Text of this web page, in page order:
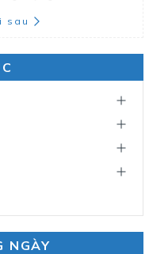
sau
NGÀY